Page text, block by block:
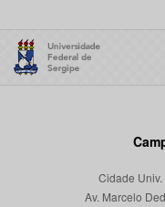
Cidade
Av. Marcelo